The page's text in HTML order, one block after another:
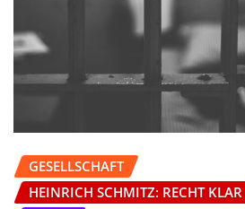
GESELLSCHAFT
HEINRICH SCHMITZ: RECHT KLAR